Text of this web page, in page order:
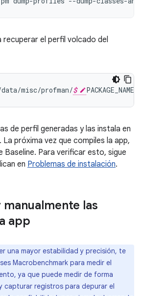
recuperar el perfil volcado del
data/misc/profman/$ PACKAGE_NAME
de perfil generadas y las instala en
próxima vez que compiles la app,
Baseline. Para verificar esto, sigue
en Problemas de instalación.
las
app
una mayor estabilidad y precisión, te
Macrobenchmark para medir el
ya que puede medir de forma
capturar registros para depurar el